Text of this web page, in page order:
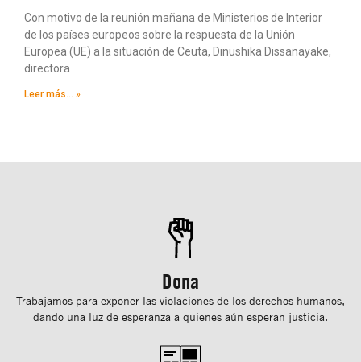
Con motivo de la reunión mañana de Ministerios de Interior
de los países europeos sobre la respuesta de la Unión
Europea (UE) a la situación de Ceuta, Dinushika Dissanayake,
directora
Leer más... »
Dona
Trabajamos para exponer las violaciones de los derechos humanos,
dando una luz de esperanza a quienes aún esperan justicia.